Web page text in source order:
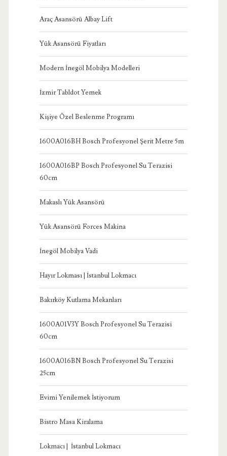
Araç Asansörü Albay Lift
Yük Asansörü Fiyatları
Modern İnegöl Mobilya Modelleri
İzmir Tabldot Yemek
Kişiye Özel Beslenme Programı
1600A016BH Bosch Profesyonel Şerit Metre 5m
1600A016BP Bosch Profesyonel Su Terazisi
60cm
Makaslı Yük Asansörü
Yük Asansörü Forces Makina
İnegöl Mobilya Vadi
Hayır Lokması | İstanbul Lokmacı
Bakırköy Kutlama Mekanları
1600A01V3Y Bosch Profesyonel Su Terazisi
60cm
1600A016BN Bosch Profesyonel Su Terazisi
25cm
Evimi Yenilemek İstiyorum
Bistro Masa Kiralama
Lokmacı | İstanbul Lokmacı